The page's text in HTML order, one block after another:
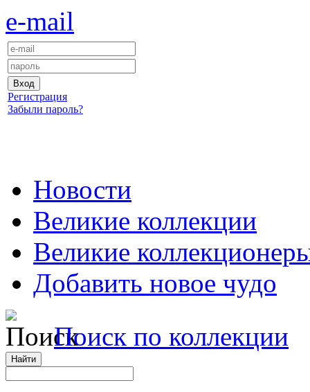
e-mail
Регистрация
Забыли пароль?
Новости
Великие коллекции
Великие
Добавить новое чудо
Поиск по коллекции